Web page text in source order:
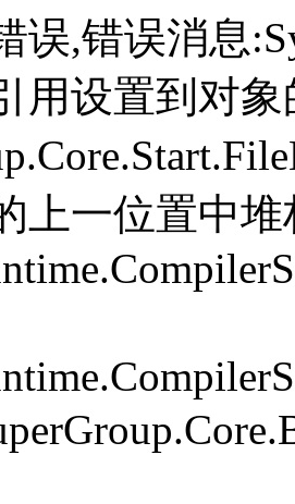
误,错误消息
用设置到对
上一位置中